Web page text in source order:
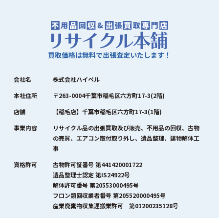
買取価格は無料で出張査定いたします！
会社名
株式会社ハイペル
本社住所
〒263-0004千葉市稲毛区六方町17-3(2階)
店舗
【稲毛店】千葉市稲毛区六方町17-3(1階)
事業内容
リサイクル品の出張買取及び販売、不用品の回収、古物
の売買、エアコン取付取り外し、遺品整理、建物解体工
事
資格許可
古物許可証番号 第441420001722
遺品整理士認定 第IS24922号
解体許可番号 第20553000495号
フロン類回収業者番号 第205520000495号
産業廃棄物収集運搬業許可 第01200235128号